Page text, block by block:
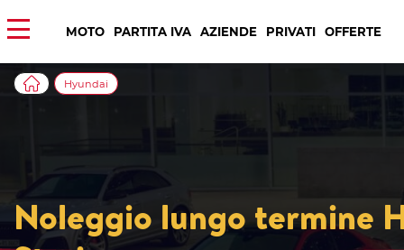
MOTO PARTITA IVA AZIENDE PRIVATI OFFERTE
Noleggio lungo termine
Hyundai